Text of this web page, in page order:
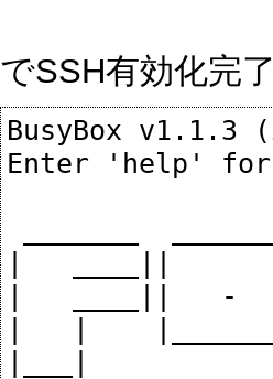
でSSH有効化完
BusyBox v1.1.3
Enter 'help'
|   ____||
|   ____||
|   |
|___|